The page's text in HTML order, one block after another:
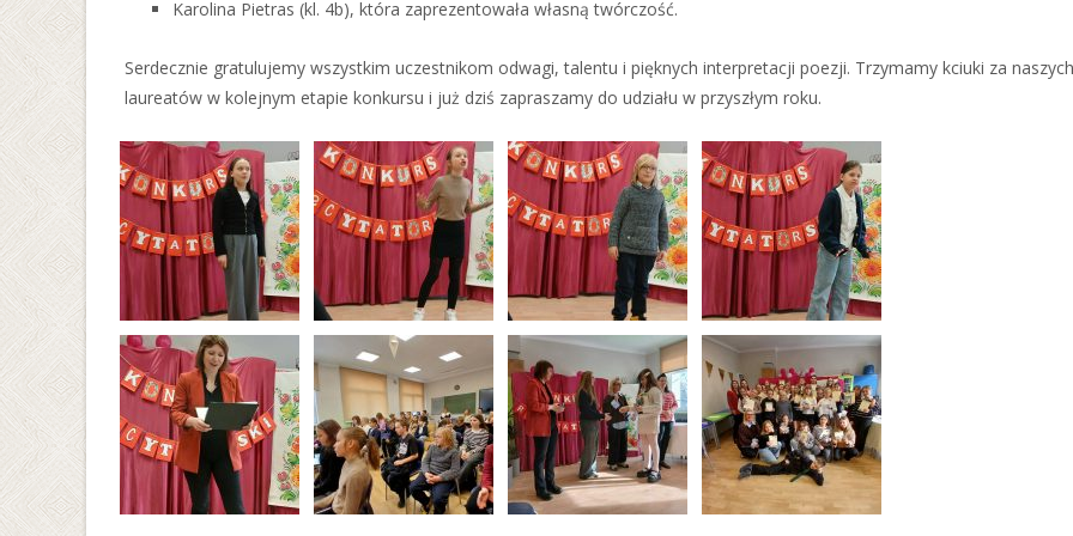
Karolina Pietras (kl. 4b), która zaprezentowała własną twórczość.
Serdecznie gratulujemy wszystkim uczestnikom odwagi, talentu i pięknych interpretacji poezji. Trzymamy kciuki za naszych
laureatów w kolejnym etapie konkursu i już dziś zapraszamy do udziału w przyszłym roku.